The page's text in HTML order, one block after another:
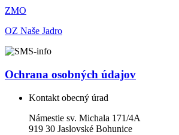
ZMO
OZ Naše Jadro
Ochrana osobných údajov
Kontakt obecný úrad
Námestie sv. Michala 171/4A
919 30 Jaslovské Bohunice